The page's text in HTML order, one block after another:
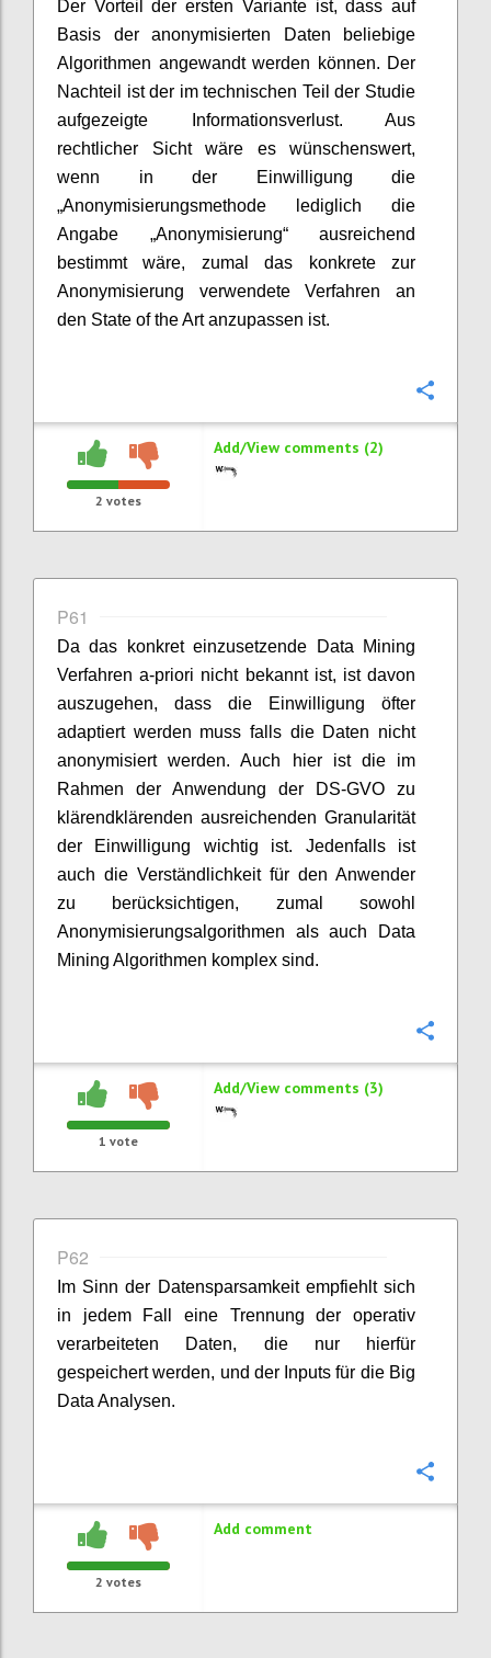
Der Vorteil der ersten Variante ist, dass auf
Basis der anonymisierten Daten beliebige
Algorithmen angewandt werden können. Der
Nachteil ist der im technischen Teil der Studie
aufgezeigte Informationsverlust. Aus
rechtlicher Sicht wäre es wünschenswert,
wenn in der Einwilligung die
„Anonymisierungsmethode lediglich die
Angabe „Anonymisierung“ ausreichend
bestimmt wäre, zumal das konkrete zur
Anonymisierung verwendete Verfahren an
den State of the Art anzupassen ist.
2 votes
Add/View comments (2)
P61
Da das konkret einzusetzende Data Mining
Verfahren a-priori nicht bekannt ist, ist davon
auszugehen, dass die Einwilligung öfter
adaptiert werden muss falls die Daten nicht
anonymisiert werden. Auch hier ist die im
Rahmen der Anwendung der DS-GVO zu
klärendklärenden ausreichenden Granularität
der Einwilligung wichtig ist. Jedenfalls ist
auch die Verständlichkeit für den Anwender
zu berücksichtigen, zumal sowohl
Anonymisierungsalgorithmen als auch Data
Mining Algorithmen komplex sind.
1 vote
Add/View comments (3)
P62
Im Sinn der Datensparsamkeit empfiehlt sich
in jedem Fall eine Trennung der operativ
verarbeiteten Daten, die nur hierfür
gespeichert werden, und der Inputs für die Big
Data Analysen.
2 votes
Add comment